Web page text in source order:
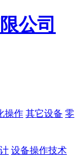
操作 其它设备 零
设备操作技术